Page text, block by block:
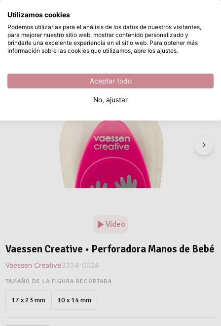
Saltar al contenido principal
Disponible desde stock Vaessen Creative • Perforadora Manos de Bebé
/ Nacimiento / Vaessen Creative • Perforadora Manos de Bebé
Vídeo
Vaessen Creative • Perforadora Manos de Bebé
Vaessen Creative3334-0024
TAMAÑO DE LA FIGURA RECORTADA
17 x 23 mm 10 x 14 mm
¿Qué estás buscando?
Utilizamos cookies
Podemos utilizarlas para el análisis de los datos de nuestros visitantes,
para mejorar nuestro sitio web, mostrar contenido personalizado y
brindarle una excelente experiencia en el sitio web. Para obtener más
información sobre las cookies que utilizamos, abre los ajustes.
Aceptar todo
No, ajustar